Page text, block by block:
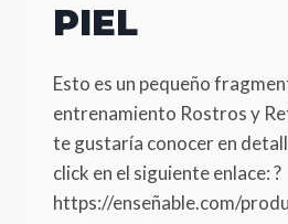
PIEL
Esto es un pequeño
entrenamiento Rostros y
te gustaría conocer en
click en el siguiente enlace: ?
https://enseñable.com/